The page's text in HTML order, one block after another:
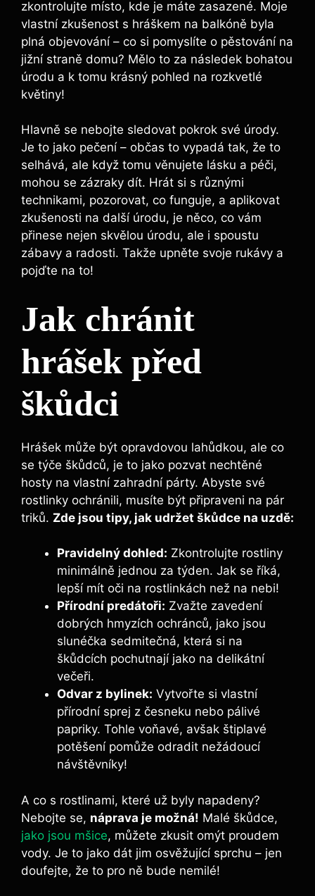
zkontrolujte místo, kde je máte zasazené. Moje
vlastní zkušenost s hráškem na balkóně byla
plná objevování – co si pomyslíte o pěstování na
jižní straně domu? Mělo to za následek bohatou
úrodu a k tomu krásný pohled na rozkvetlé
květiny!
Hlavně se nebojte sledovat pokrok své úrody.
Je to jako pečení – občas to vypadá tak, že to
selhává, ale když tomu věnujete lásku a péči,
mohou se zázraky dít. Hrát si s různými
technikami, pozorovat, co funguje, a aplikovat
zkušenosti na další úrodu, je něco, co vám
přinese nejen skvělou úrodu, ale i spoustu
zábavy a radosti. Takže upněte svoje rukávy a
pojďte na to!
Jak chránit
hrášek před
škůdci
Hrášek může být opravdovou lahůdkou, ale co
se týče škůdců, je to jako pozvat nechtěné
hosty na vlastní zahradní párty. Abyste své
rostlinky ochránili, musíte být připraveni na pár
triků. Zde jsou tipy, jak udržet škůdce na uzdě:
Pravidelný dohled: Zkontrolujte rostliny
minimálně jednou za týden. Jak se říká,
lepší mít oči na rostlinkách než na nebi!
Přírodní predátoři: Zvažte zavedení
dobrých hmyzích ochránců, jako jsou
slunéčka sedmitečná, která si na
škůdcích pochutnají jako na delikátní
večeři.
Odvar z bylinek: Vytvořte si vlastní
přírodní sprej z česneku nebo pálivé
papriky. Tohle voňavé, avšak štiplavé
potěšení pomůže odradit nežádoucí
návštěvníky!
A co s rostlinami, které už byly napadeny?
Nebojte se, náprava je možná! Malé škůdce,
jako jsou mšice, můžete zkusit omýt proudem
vody. Je to jako dát jim osvěžující sprchu – jen
doufejte, že to pro ně bude nemilé!